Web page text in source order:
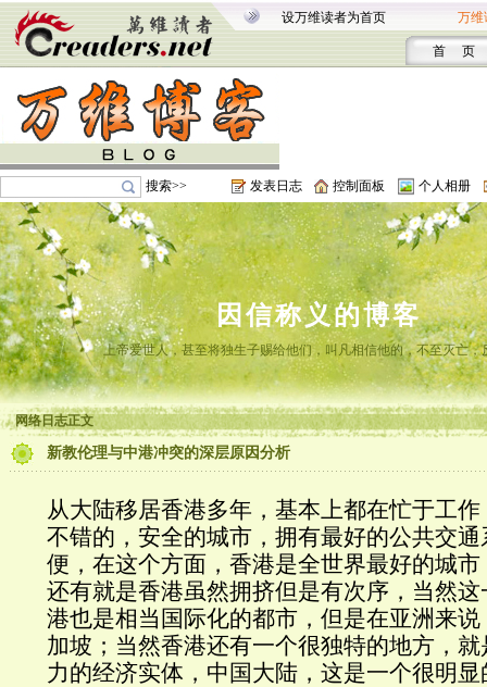
设万维读者为首页 万维
首 页
搜索>> 发表日志 控制面板 个人相册
因信称义的博客
上帝爱世人，甚至将独生子赐给他们，叫凡相信他的，不至灭亡，
网络日志正文
新教伦理与中港冲突的深层原因分析
从大陆移居香港多年，基本上都在忙于工
不错的， 安全的城市，拥有最好的公共交
便，在这个方面，香港是全世界最好的城
还有就是香港虽然拥挤但是有次序，当然
港也是相当国际化的都市，但是在亚洲来
加坡；当然香港还有一个很独特的地方，
力的经济实体，中国大陆，这是一个很明